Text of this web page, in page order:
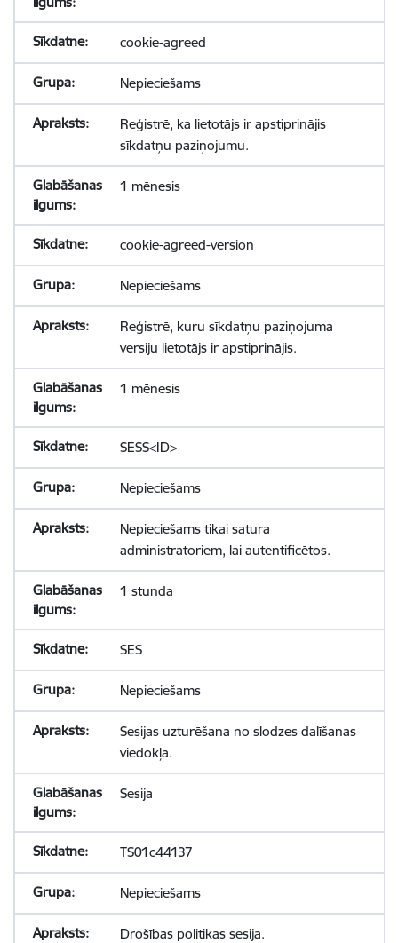
cookie-agreed
Nepieciešams
Reģistrē, ka lietotājs ir apstiprinājis
sīkdatņu paziņojumu.
1 mēnesis
cookie-agreed-version
Nepieciešams
Reģistrē, kuru sīkdatņu paziņojuma
versiju lietotājs ir apstiprinājis.
1 mēnesis
SESS<ID>
Nepieciešams
Nepieciešams tikai satura
administratoriem, lai autentificētos.
1 stunda
SES
Nepieciešams
Sesijas uzturēšana no slodzes dalīšanas
viedokļa.
Sesija
TS01c44137
Nepieciešams
Drošības politikas sesija.